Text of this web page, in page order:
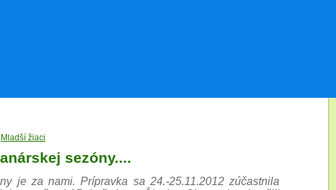
Mladší žiaci
sezóny....
je za nami. Prípravka sa 24.-25.11.2012 zúčastnila